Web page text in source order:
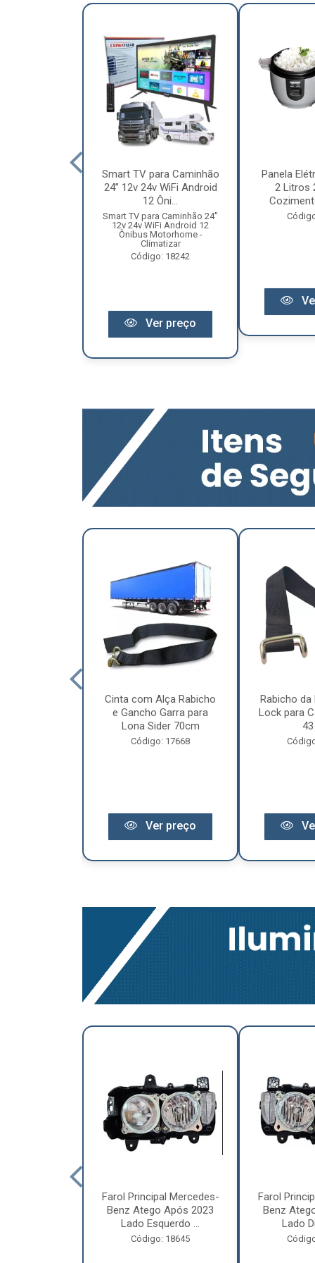
Smart TV para Caminhão
24” 12v 24v WiFi Android
12 Ôni...
Smart TV para Caminhão 24"
12v 24v WiFi Android 12
Ônibus Motorhome -
Climatizar
Código: 18242
Ver preço
Panela
2 Litros
Cinta com Alça Rabicho
e Gancho Garra para
Lona Sider 70cm
Código: 17668
Ver preço
Rabicho da
Lock para
Farol Principal Mercedes-
Benz Atego Após 2023
Lado Esquerdo ...
Código: 18645
Farol
Benz
Lado